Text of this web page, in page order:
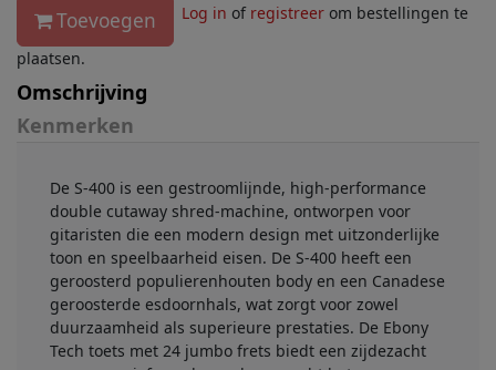
Toevoegen Log in of registreerom bestellingen te
plaatsen.
Omschrijving
Kenmerken
De S-400 is een gestroomlijnde, high-performance
double cutaway shred-machine, ontworpen voor
gitaristen die een modern design met uitzonderlijke
toon en speelbaarheid eisen. De S-400 heeft een
geroosterd populierenhouten body en een Canadese
geroosterde esdoornhals, wat zorgt voor zowel
duurzaamheid als superieure prestaties. De Ebony
Tech toets met 24 jumbo frets biedt een zijdezacht